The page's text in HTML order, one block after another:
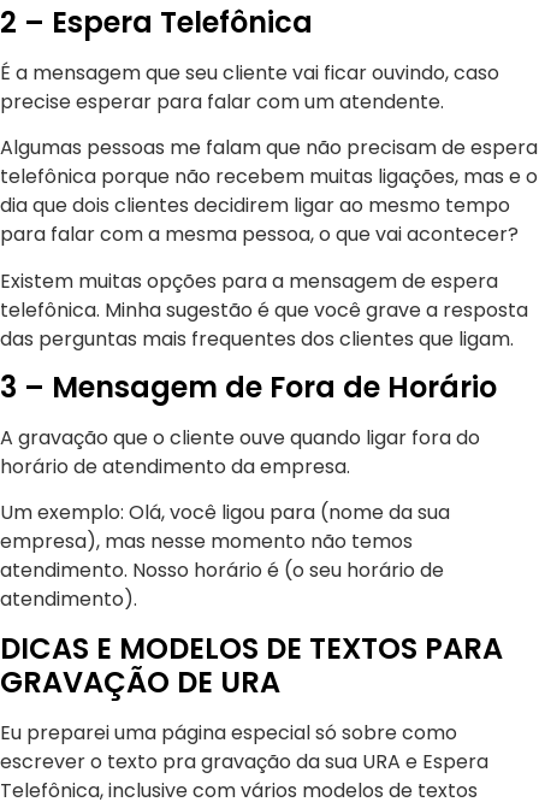
2 – Espera Telefônica
É a mensagem que seu cliente vai ficar ouvindo, caso
precise esperar para falar com um atendente.
Algumas pessoas me falam que não precisam de espera
telefônica porque não recebem muitas ligações, mas e o
dia que dois clientes decidirem ligar ao mesmo tempo
para falar com a mesma pessoa, o que vai acontecer?
Existem muitas opções para a mensagem de espera
telefônica. Minha sugestão é que você grave a resposta
das perguntas mais frequentes dos clientes que ligam.
3 – Mensagem de Fora de Horário
A gravação que o cliente ouve quando ligar fora do
horário de atendimento da empresa.
Um exemplo: Olá, você ligou para (nome da sua
empresa), mas nesse momento não temos
atendimento. Nosso horário é (o seu horário de
atendimento).
DICAS E MODELOS DE TEXTOS PARA
GRAVAÇÃO DE URA
Eu preparei uma página especial só sobre como
escrever o texto pra gravação da sua URA e Espera
Telefônica, inclusive com vários modelos de textos